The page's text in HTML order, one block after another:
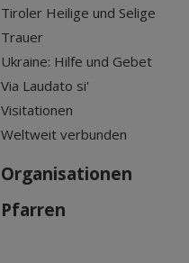
Tiroler Heilige und Selige
Trauer
Ukraine: Hilfe und Gebet
Via Laudato si'
Visitationen
Weltweit verbunden
Organisationen
Pfarren